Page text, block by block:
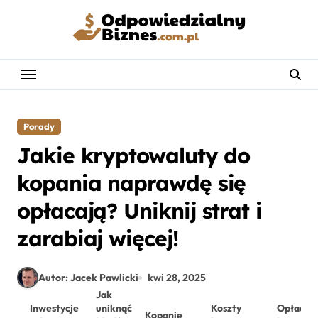
Porady
Jakie kryptowaluty do
kopania naprawdę się
opłacają? Uniknij strat i
zarabiaj więcej!
Autor: Jacek Pawlicki kwi 28, 2025
Inwestycje
Jak
uniknąć
Kopanie
Koszty